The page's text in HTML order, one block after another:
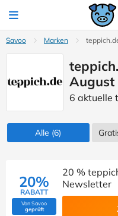
Savoo Marken
August
6 aktuelle
Alle (6)
20%
RABATT
Von Savoo
geprüft(Von Savoo geprüft)
20 %
Newsletter